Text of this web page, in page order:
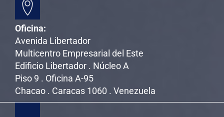
Oficina:
Avenida Libertador
Multicentro Empresarial del Este
Edificio Libertador . Núcleo A
Piso 9 . Oficina A-95
Chacao . Caracas 1060 . Venezuela